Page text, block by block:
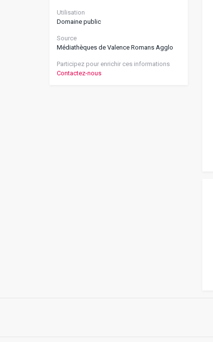
Utilisation
Domaine public
Source
Médiathèques de Valence Romans Agglo
Participez pour enrichir ces informations
Contactez-nous